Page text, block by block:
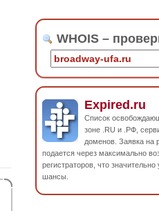
WHOIS –
Expired.ru
Список
зоне .RU и .РФ,
доменов. Заявка на
подается через максимально
регистраторов, что
шансы.